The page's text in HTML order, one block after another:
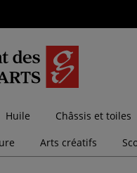
Huile Châssis et toiles
Arts créatifs